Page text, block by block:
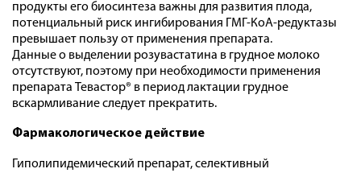
продукты его биосинтеза важны для развития плода,
потенциальный риск ингибирования ГМГ-КоА-редуктазы
превышает пользу от применения препарата.
Данные о выделении розувастатина в грудное молоко
отсутствуют, поэтому при необходимости применения
препарата Тевастор® в период лактации грудное
вскармливание следует прекратить.
Фармакологическое действие
Гиполипидемический препарат, селективный